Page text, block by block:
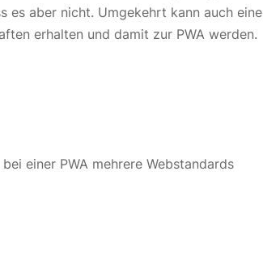
es aber nicht. Umgekehrt kann auch eine
erhalten und damit zur PWA werden.
einer PWA mehrere Webstandards